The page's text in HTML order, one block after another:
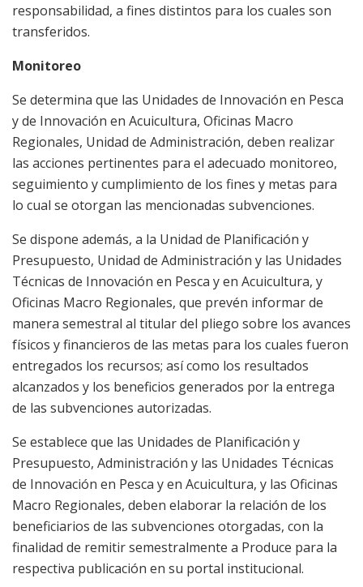
responsabilidad, a fines distintos para los cuales son
transferidos.
Monitoreo
Se determina que las Unidades de Innovación en Pesca
y de Innovación en Acuicultura, Oficinas Macro
Regionales, Unidad de Administración, deben realizar
las acciones pertinentes para el adecuado monitoreo,
seguimiento y cumplimiento de los fines y metas para
lo cual se otorgan las mencionadas subvenciones.
Se dispone además, a la Unidad de Planificación y
Presupuesto, Unidad de Administración y las Unidades
Técnicas de Innovación en Pesca y en Acuicultura, y
Oficinas Macro Regionales, que prevén informar de
manera semestral al titular del pliego sobre los avances
físicos y financieros de las metas para los cuales fueron
entregados los recursos; así como los resultados
alcanzados y los beneficios generados por la entrega
de las subvenciones autorizadas.
Se establece que las Unidades de Planificación y
Presupuesto, Administración y las Unidades Técnicas
de Innovación en Pesca y en Acuicultura, y las Oficinas
Macro Regionales, deben elaborar la relación de los
beneficiarios de las subvenciones otorgadas, con la
finalidad de remitir semestralmente a Produce para la
respectiva publicación en su portal institucional.